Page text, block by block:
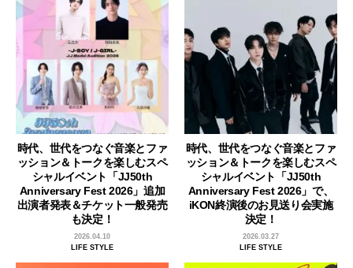
時代、世代をつなぐ音楽とファ
ッション＆トークを楽しむスペ
シャルイベント「JJ50th
Anniversary Fest 2026」追加
出演者発表＆チケット一般発売
も決定！
2026.04.10
LIFE STYLE
時代、世代をつなぐ音楽とファ
ッション＆トークを楽しむスペ
シャルイベント「JJ50th
Anniversary Fest 2026」で、
iKON終演後のお見送り会実施
決定！
2026.03.27
LIFE STYLE